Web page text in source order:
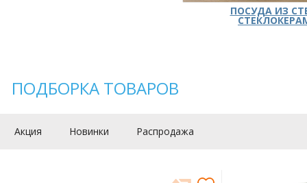
ПОСУДА ИЗ
ПОДБОРКА ТОВАРОВ
Акция Новинки Распродажа